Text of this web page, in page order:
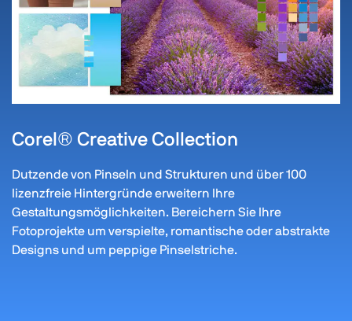
Corel® Creative Collection
Dutzende von Pinseln und Strukturen und über 100
lizenzfreie Hintergründe erweitern Ihre
Gestaltungsmöglichkeiten. Bereichern Sie Ihre
Fotoprojekte um verspielte, romantische oder abstrakte
Designs und um peppige Pinselstriche.